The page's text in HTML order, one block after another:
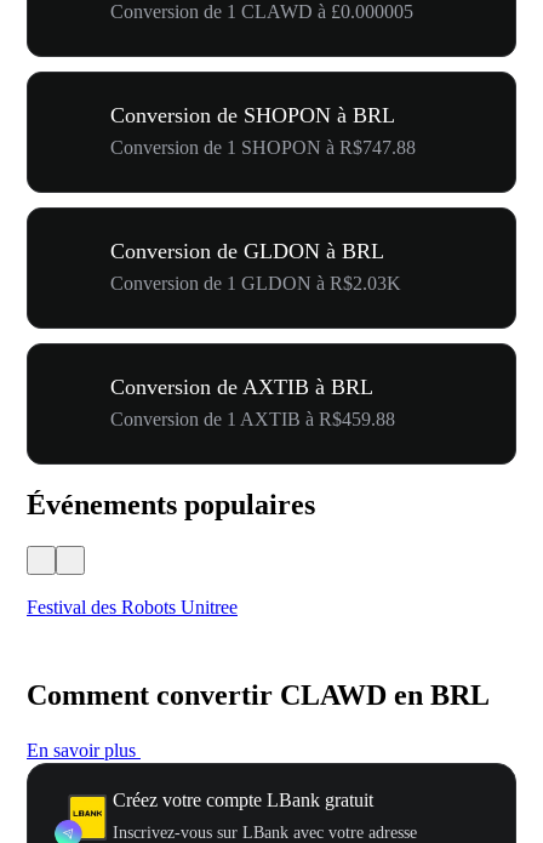
Conversion de 1 CLAWD à £0.000005
Conversion de SHOPON à BRL
Conversion de 1 SHOPON à R$747.88
Conversion de GLDON à BRL
Conversion de 1 GLDON à R$2.03K
Conversion de AXTIB à BRL
Conversion de 1 AXTIB à R$459.88
Événements populaires
Festival des Robots Unitree
Comment convertir CLAWD en BRL
En savoir plus
Créez votre compte LBank gratuit
Inscrivez-vous sur LBank avec votre adresse